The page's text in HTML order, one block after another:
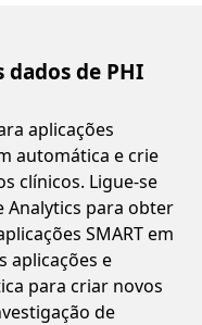
de PHI
aplicações
automática e crie
clínicos. Ligue-se
Analytics para obter
SMART em
aplicações e
para criar novos
de